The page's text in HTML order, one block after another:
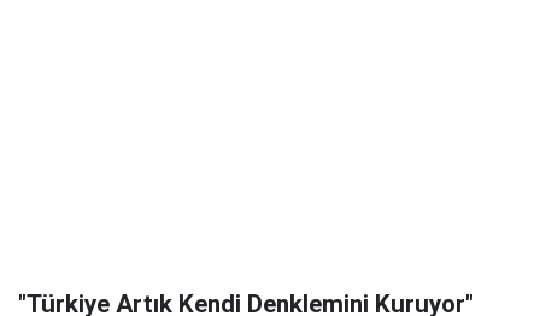
"Türkiye Artık Kendi Denklemini Kuruyor"